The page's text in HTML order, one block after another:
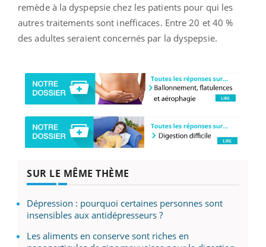
remède à la dyspepsie chez les patients pour qui les
autres traitements sont inefficaces. Entre 20 et 40 %
des adultes seraient concernés par la dyspepsie.
SUR LE MÊME THÈME
Dépression : pourquoi certaines personnes sont
insensibles aux antidépresseurs ?
Les aliments en conserve sont riches en